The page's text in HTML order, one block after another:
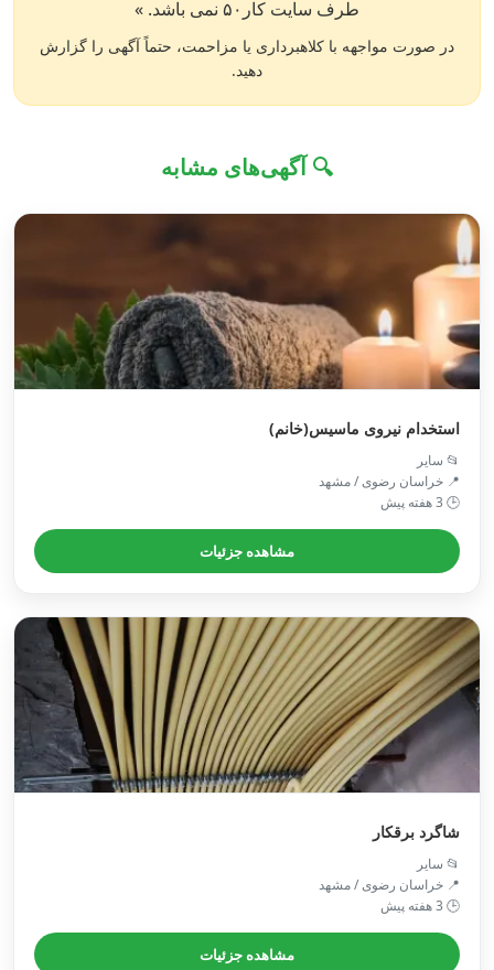
طرف سایت کار۵۰ نمی باشد. »
در صورت مواجهه با کلاهبرداری یا مزاحمت، حتماً آگهی را گزارش
دهید.
🔍 آگهی‌های مشابه
استخدام نیروی ماسیس(خانم)
📂 سایر
📍 خراسان رضوی / مشهد
🕒 3 هفته پیش
مشاهده جزئیات
شاگرد برقکار
📂 سایر
📍 خراسان رضوی / مشهد
🕒 3 هفته پیش
مشاهده جزئیات